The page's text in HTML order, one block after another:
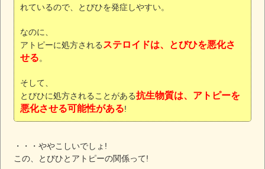
れているので、とびひを発症しやすい。
なのに、
アトピーに処方される ステロイドは、とびひを悪化さ
せる。
そして、
とびひに処方されることがある抗生物質は、アトピーを
悪化させる可能性がある!
・・・ややこしいでしょ!
この、とびひとアトピーの関係って!